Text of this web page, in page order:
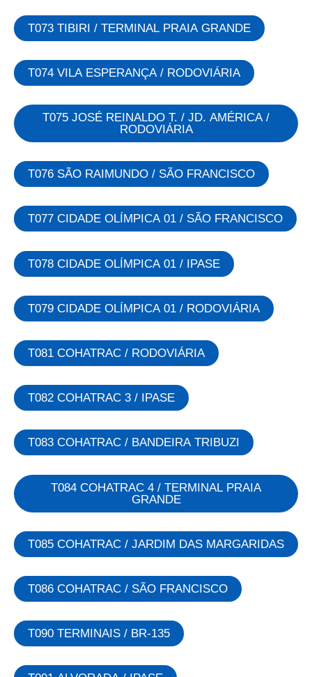
T073 TIBIRI / TERMINAL PRAIA GRANDE
T074 VILA ESPERANÇA / RODOVIÁRIA
T075 JOSÉ REINALDO T. / JD. AMÉRICA /
RODOVIÁRIA
T076 SÃO RAIMUNDO / SÃO FRANCISCO
T077 CIDADE OLÍMPICA 01 / SÃO FRANCISCO
T078 CIDADE OLÍMPICA 01 / IPASE
T079 CIDADE OLÍMPICA 01 / RODOVIÁRIA
T081 COHATRAC / RODOVIÁRIA
T082 COHATRAC 3 / IPASE
T083 COHATRAC / BANDEIRA TRIBUZI
T084 COHATRAC 4 / TERMINAL PRAIA
GRANDE
T085 COHATRAC / JARDIM DAS MARGARIDAS
T086 COHATRAC / SÃO FRANCISCO
T090 TERMINAIS / BR-135